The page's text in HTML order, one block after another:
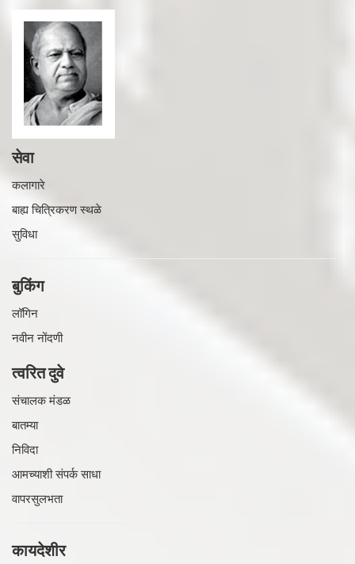
सेवा
कलागारे
बाह्य चित्रिकरण स्थळे
सुविधा
बुकिंग
लॉगिन
नवीन नोंदणी
त्वरित दुवे
संचालक मंडळ
बातम्या
निविदा
आमच्याशी संपर्क साधा
वापरसुलभता
कायदेशीर